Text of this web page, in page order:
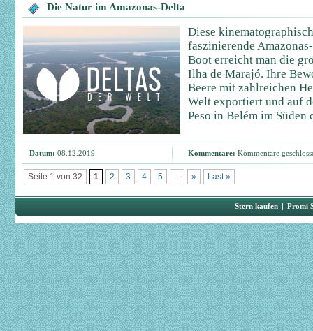
Die Natur im Amazonas-Delta
Diese
faszinierende
Boot erreicht man die
Ilha de Marajó. Ihre
Beere mit zahlreichen
Welt exportiert und auf
Peso in Belém im Süden
Datum: 08.12.2019 Kommentare: Kommentare
Seite 1 von 32 1 2 3 4 5 ... » Last »
Stern kaufen | Promi